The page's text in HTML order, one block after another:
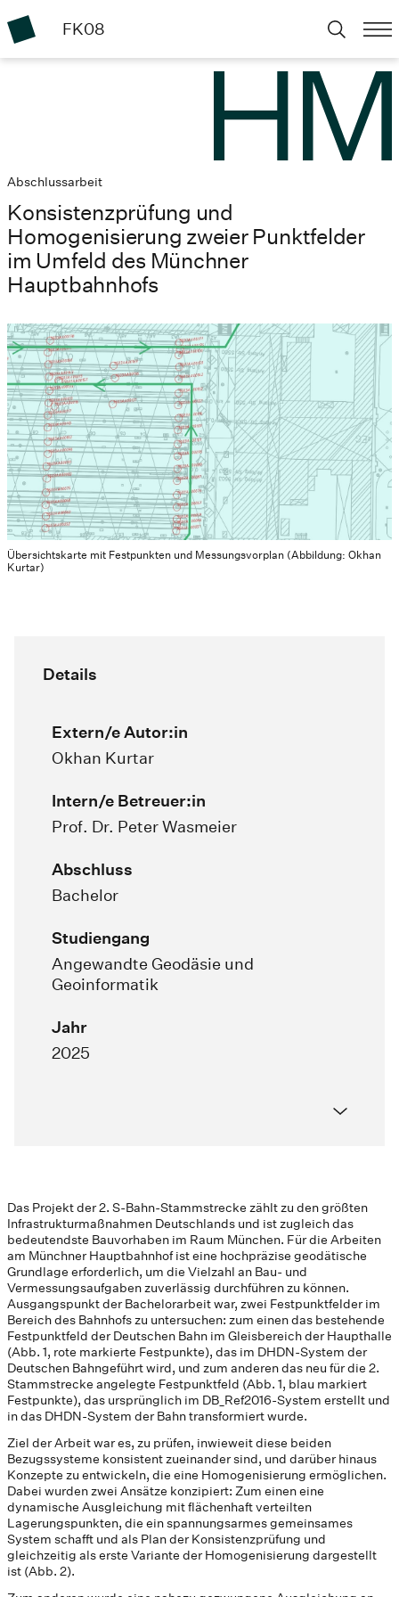
FK08
Abschlussarbeit
Konsistenzprüfung und
Homogenisierung zweier Punktfelder
im Umfeld des Münchner
Hauptbahnhofs
Übersichtskarte mit Festpunkten und Messungsvorplan (Abbildung: Okhan
Kurtar)
Details
Extern/e Autor:in
Okhan Kurtar
Intern/e Betreuer:in
Prof. Dr. Peter Wasmeier
Abschluss
Bachelor
Studiengang
Angewandte Geodäsie und
Geoinformatik
Jahr
2025
Das Projekt der 2. S-Bahn-Stammstrecke zählt zu den größten
Infrastrukturmaßnahmen Deutschlands und ist zugleich das
bedeutendste Bauvorhaben im Raum München. Für die Arbeiten
am Münchner Hauptbahnhof ist eine hochpräzise geodätische
Grundlage erforderlich, um die Vielzahl an Bau- und
Vermessungsaufgaben zuverlässig durchführen zu können.
Ausgangspunkt der Bachelorarbeit war, zwei Festpunktfelder im
Bereich des Bahnhofs zu untersuchen: zum einen das bestehende
Festpunktfeld der Deutschen Bahn im Gleisbereich der Haupthalle
(Abb. 1, rote markierte Festpunkte), das im DHDN-System der
Deutschen Bahngeführt wird, und zum anderen das neu für die 2.
Stammstrecke angelegte Festpunktfeld (Abb. 1, blau markiert
Festpunkte), das ursprünglich im DB_Ref2016-System erstellt und
in das DHDN-System der Bahn transformiert wurde.
Ziel der Arbeit war es, zu prüfen, inwieweit diese beiden
Bezugssysteme konsistent zueinander sind, und darüber hinaus
Konzepte zu entwickeln, die eine Homogenisierung ermöglichen.
Dabei wurden zwei Ansätze konzipiert: Zum einen eine
dynamische Ausgleichung mit flächenhaft verteilten
Lagerungspunkten, die ein spannungsarmes gemeinsames
System schafft und als Plan der Konsistenzprüfung und
gleichzeitig als erste Variante der Homogenisierung dargestellt
ist (Abb. 2).